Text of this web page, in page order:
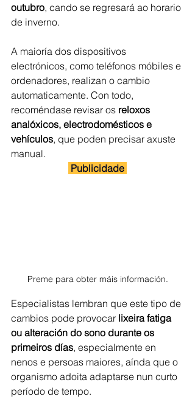
outubro, cando se regresará ao horario
de inverno.
A maioría dos dispositivos
electrónicos, como teléfonos móbiles e
ordenadores, realizan o cambio
automaticamente. Con todo,
recoméndase revisar os reloxos
analóxicos, electrodomésticos e
vehículos, que poden precisar axuste
manual.
Publicidade
Preme para obter máis información.
Especialistas lembran que este tipo de
cambios pode provocar lixeira fatiga
ou alteración do sono durante os
primeiros días, especialmente en
nenos e persoas maiores, aínda que o
organismo adoita adaptarse nun curto
período de tempo.